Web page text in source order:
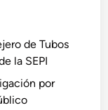
de Tubos
la SEPI
por